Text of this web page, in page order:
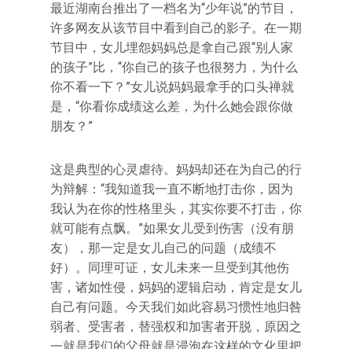
最近湖南台推出了一档名为“少年说”的节目，
许多网友从该节目中看到自己的影子。在一期
节目中，女儿埋怨妈妈总是拿自己跟“别人家
的孩子”比，“你自己的孩子也很努力，为什么
你不看一下？”女儿说妈妈最拿手的口头禅就
是，“你看你成绩这么差，为什么她会跟你做
朋友？”
这是典型的心灵虐待。妈妈却还在为自己的行
为辩解：“我知道我一直不断地打击你，因为
我认为在你的性格里头，其实你要不打击，你
就可能有点飘。”如果女儿受到伤害（没有朋
友），那一定是女儿自己的问题（成绩不
好）。同理可证，女儿未来一旦受到其他伤
害，诸如性侵，妈妈的逻辑启动，肯定是女儿
自己有问题。今天我们如此容易习惯性地归咎
弱者、受害者，替强权和加害者开脱，原因之